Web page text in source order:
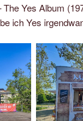
Yes Album
ich Yes